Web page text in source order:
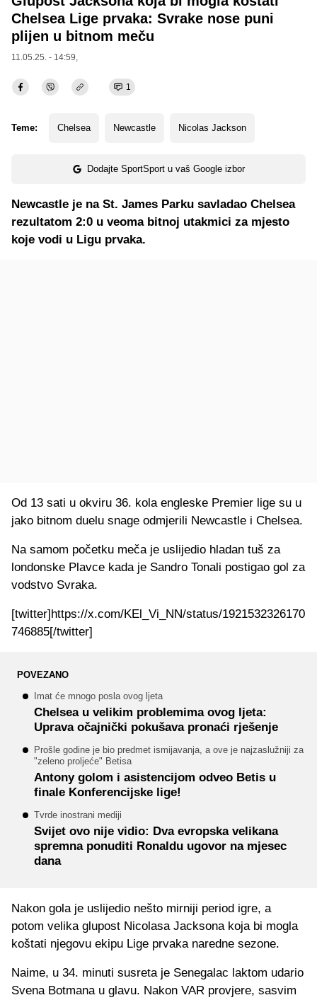
Chelsea Lige prvaka: Svrake nose puni
plijen u bitnom meču
11.05.25. - 14:59,
1
Teme: Chelsea Newcastle Nicolas Jackson
Dodajte SportSport u vaš Google izbor
Newcastle je na St. James Parku savladao Chelsea
rezultatom 2:0 u veoma bitnoj utakmici za mjesto
koje vodi u Ligu prvaka.
Od 13 sati u okviru 36. kola engleske Premier lige su u
jako bitnom duelu snage odmjerili Newcastle i Chelsea.
Na samom početku meča je uslijedio hladan tuš za
londonske Plavce kada je Sandro Tonali postigao gol za
vodstvo Svraka.
[twitter]https://x.com/KEl_Vi_NN/status/1921532326170
746885[/twitter]
POVEZANO
Imat će mnogo posla ovog ljeta
Chelsea u velikim problemima ovog ljeta:
Uprava očajnički pokušava pronaći rješenje
Prošle godine je bio predmet ismijavanja, a ove je najzaslužniji za
"zeleno proljeće" Betisa
Antony golom i asistencijom odveo Betis u
finale Konferencijske lige!
Tvrde inostrani mediji
Svijet ovo nije vidio: Dva evropska velikana
spremna ponuditi Ronaldu ugovor na mjesec
dana
Nakon gola je uslijedio nešto mirniji period igre, a
potom velika glupost Nicolasa Jacksona koja bi mogla
koštati njegovu ekipu Lige prvaka naredne sezone.
Naime, u 34. minuti susreta je Senegalac laktom udario
Svena Botmana u glavu. Nakon VAR provjere, sasvim